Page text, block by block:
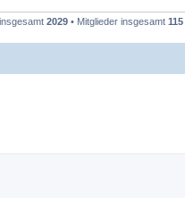
2029 • Mitglieder insgesamt 115